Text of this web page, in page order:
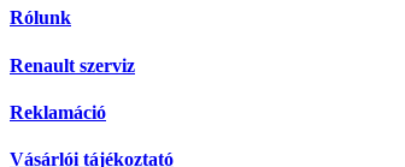
Rólunk
Renault szerviz
Reklamáció
Vásárlói tájékoztató